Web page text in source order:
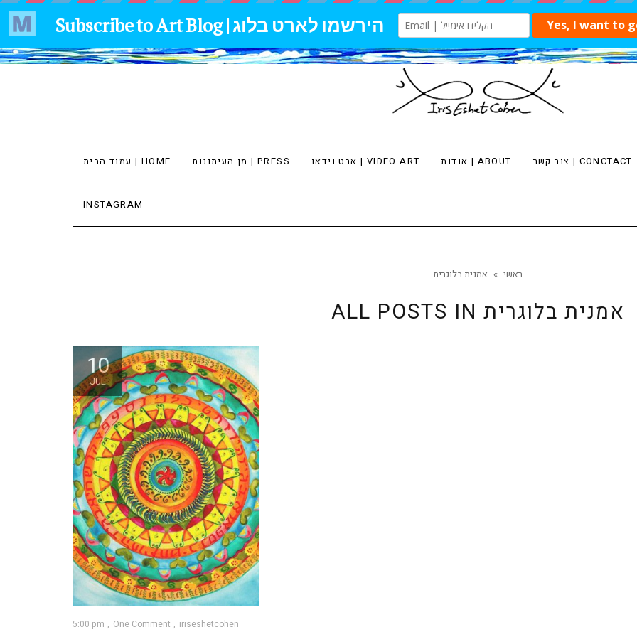
עמוד הבית | HOME מן העיתונות | PRESS ארט וידאו | VIDEO ART אודות | ABOUT צור קשר | CONCTACT
INSTAGRAM
ראשי » אמנית בלוגרית
ALL POSTS IN אמנית בלוגרית
10
JUL
5:00 pm One Comment iriseshetcohen